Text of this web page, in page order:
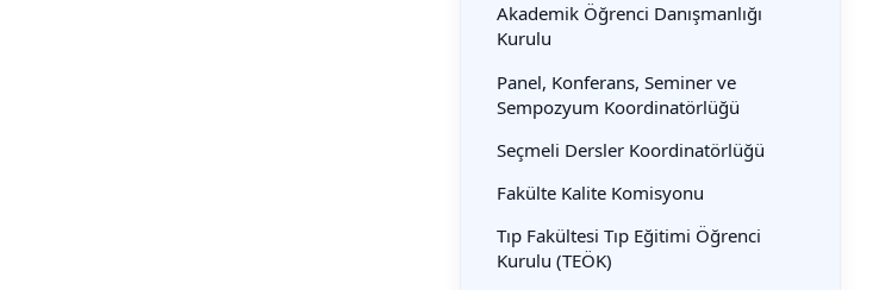
Akademik Öğrenci Danışmanlığı
Kurulu
Panel, Konferans, Seminer ve
Sempozyum Koordinatörlüğü
Seçmeli Dersler Koordinatörlüğü
Fakülte Kalite Komisyonu
Tıp Fakültesi Tıp Eğitimi Öğrenci
Kurulu (TEÖK)